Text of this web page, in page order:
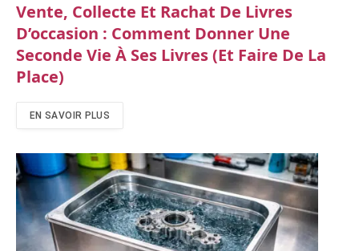
Vente, Collecte Et Rachat De Livres
D’occasion : Comment Donner Une
Seconde Vie À Ses Livres (et Faire De La
Place)
EN SAVOIR PLUS